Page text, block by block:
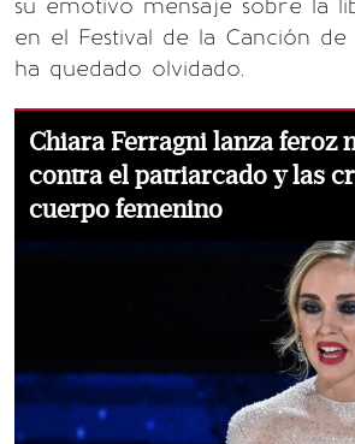
su emotivo mensaje sobre la
en el Festival de la Canción de
ha quedado olvidado.
Chiara Ferragni lanza feroz
contra el patriarcado y las
cuerpo femenino